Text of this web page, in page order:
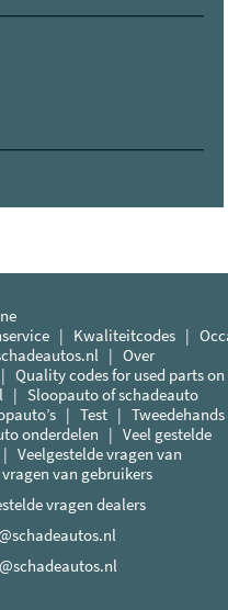
| Kwaliteitcodes |
| Over
| Quality codes for used parts on
| Sloopauto of schadeauto
| Test| Tweedehands
onderdelen | Veel gestelde
| Veelgestelde vragen van
van gebruikers
vragen dealers